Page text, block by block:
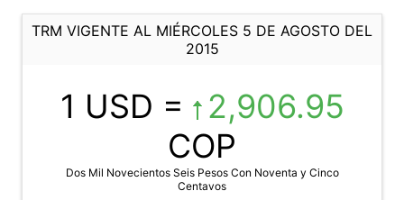
TRM VIGENTE AL MIÉRCOLES 5 DE AGOSTO DEL
2015
1 USD =
2,906.95
COP
Dos Mil Novecientos Seis Pesos Con Noventa y Cinco
Centavos